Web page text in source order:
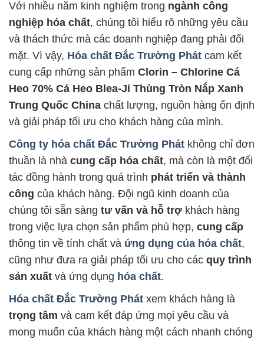
Với nhiều năm kinh nghiệm trong ngành công
nghiệp hóa chất, chúng tôi hiểu rõ những yêu cầu
và thách thức mà các doanh nghiệp đang phải đối
mặt. Vì vậy, Hóa chất Đắc Trường Phát cam kết
cung cấp những sản phẩm Clorin – Chlorine Cá
Heo 70% Cá Heo Blea-Ji Thùng Tròn Nắp Xanh
Trung Quốc China chất lượng, nguồn hàng ổn định
và giải pháp tối ưu cho khách hàng của mình.
Công ty hóa chất Đắc Trường Phát không chỉ đơn
thuần là nhà cung cấp hóa chất, mà còn là một đối
tác đồng hành trong quá trình phát triển và thành
công của khách hàng. Đội ngũ kinh doanh của
chúng tôi sẵn sàng tư vấn và hỗ trợ khách hàng
trong việc lựa chọn sản phẩm phù hợp, cung cấp
thông tin về tính chất và ứng dụng của hóa chất,
cũng như đưa ra giải pháp tối ưu cho các quy trình
sản xuất và ứng dụng hóa chất.
Hóa chất Đắc Trường Phát xem khách hàng là
trọng tâm và cam kết đáp ứng mọi yêu cầu và
mong muốn của khách hàng một cách nhanh chóng